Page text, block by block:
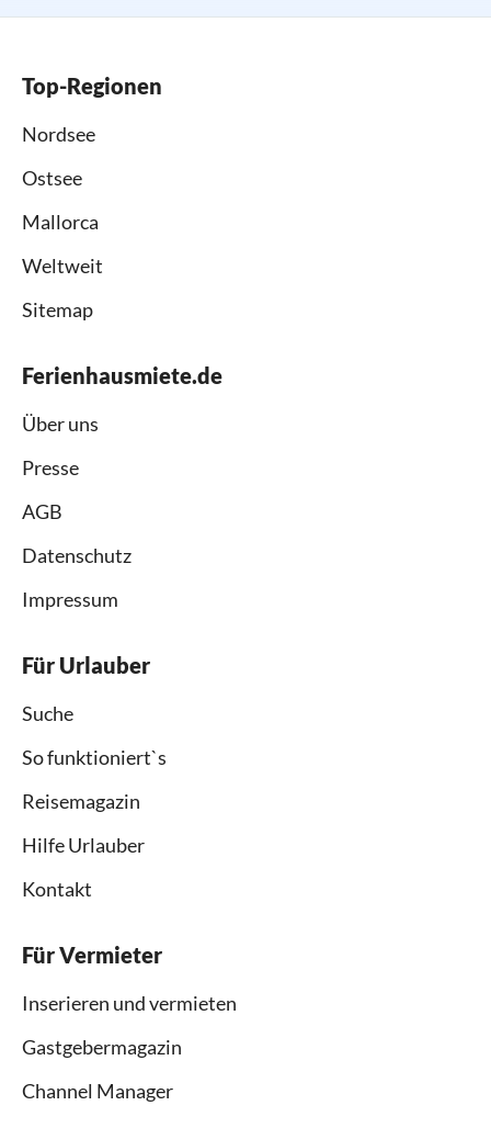
Top-Regionen
Nordsee
Ostsee
Mallorca
Weltweit
Sitemap
Ferienhausmiete.de
Über uns
Presse
AGB
Datenschutz
Impressum
Für Urlauber
Suche
So funktioniert`s
Reisemagazin
Hilfe Urlauber
Kontakt
Für Vermieter
Inserieren und vermieten
Gastgebermagazin
Channel Manager